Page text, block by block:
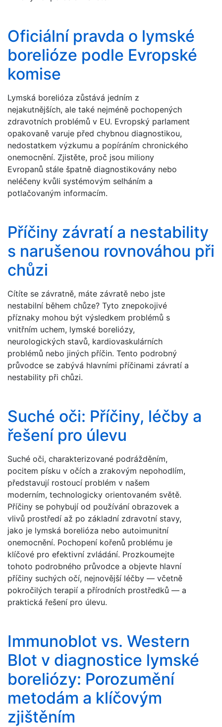
Oficiální pravda o lymské
borelióze podle Evropské
komise
Lymská borelióza zůstává jedním z
nejakutnějších, ale také nejméně pochopených
zdravotních problémů v EU. Evropský parlament
opakovaně varuje před chybnou diagnostikou,
nedostatkem výzkumu a popíráním chronického
onemocnění. Zjistěte, proč jsou miliony
Evropanů stále špatně diagnostikovány nebo
neléčeny kvůli systémovým selháním a
potlačovaným informacím.
Příčiny závratí a nestability
s narušenou rovnováhou při
chůzi
Cítíte se závratně, máte závratě nebo jste
nestabilní během chůze? Tyto znepokojivé
příznaky mohou být výsledkem problémů s
vnitřním uchem, lymské boreliózy,
neurologických stavů, kardiovaskulárních
problémů nebo jiných příčin. Tento podrobný
průvodce se zabývá hlavními příčinami závratí a
nestability při chůzi.
Suché oči: Příčiny, léčby a
řešení pro úlevu
Suché oči, charakterizované podrážděním,
pocitem písku v očích a zrakovým nepohodlím,
představují rostoucí problém v našem
moderním, technologicky orientovaném světě.
Příčiny se pohybují od používání obrazovek a
vlivů prostředí až po základní zdravotní stavy,
jako je lymská borelióza nebo autoimunitní
onemocnění. Pochopení kořenů problému je
klíčové pro efektivní zvládání. Prozkoumejte
tohoto podrobného průvodce a objevte hlavní
příčiny suchých očí, nejnovější léčby — včetně
pokročilých terapií a přírodních prostředků — a
praktická řešení pro úlevu.
Immunoblot vs. Western
Blot v diagnostice lymské
boreliózy: Porozumění
metodám a klíčovým
zjištěním